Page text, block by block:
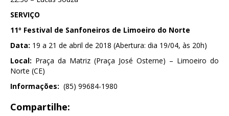
SERVIÇO
11º Festival de Sanfoneiros de Limoeiro do Norte
Data: 19 a 21 de abril de 2018 (Abertura: dia 19/04, às 20h)
Local: Praça da Matriz (Praça José Osterne) – Limoeiro do
Norte (CE)
Informações: (85) 99684-1980
Compartilhe: